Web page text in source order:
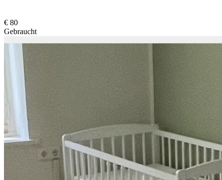
€ 80
Gebraucht